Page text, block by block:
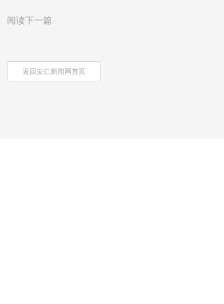
阅读下一篇
返回安仁新闻网首页